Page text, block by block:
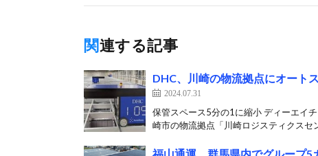
関連する記事
DHC、川崎の物流拠点にオート
2024.07.31
保管スペース5分の1に縮小 ディーエイ
崎市の物流拠点「川崎ロジスティクスセ